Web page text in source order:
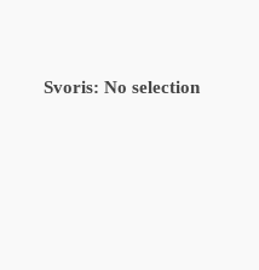
Svoris: No selection